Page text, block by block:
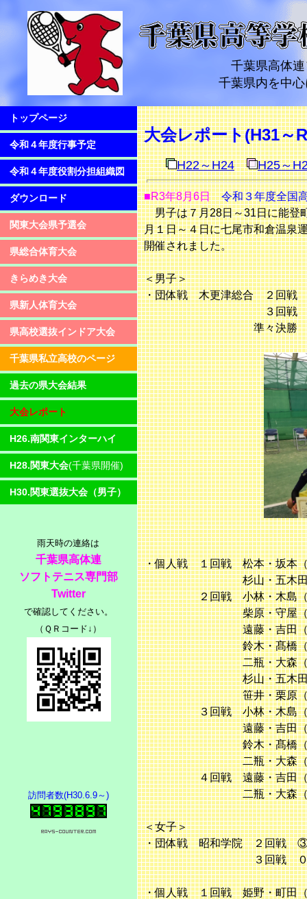
千葉県高体
千葉県内を中
トップページ
令和４年度行事予定
令和４年度役割分担組織図
ダウンロード
関東大会県予選会
県総合体育大会
きらめき大会
県新人体育大会
県高校選抜インドア大会
千葉県私立高校のページ
過去の県大会結果
大会レポート
H26.南関東インターハイ
H28.関東大会(千葉県開催)
H30.関東選抜大会（男子）
雨天時の連絡は
千葉県高体連
ソフトテニス専門部
Twitter
で確認してください。
（ＱＲコード↓）
訪問者数(H30.6.9～)
大会レポート(H31～
H22～H24 H25～
■R3年8月6日令和３年度全国高
男子は７月28日～31日に能登
月１日～４日に七尾市和倉温泉
開催されました。
＜男子＞
・団体戦 木更津総合 ２回戦
３回戦 ②－１ 八
準々決勝 １－②
・個人戦 １回戦 松本・坂本
杉山・五木田（拓大紅
２回戦 小林・木島（木更
柴原・守屋（木更津総
遠藤・吉田（木更津総
鈴木・髙橋（木更津総
二瓶・大森（木更津総
杉山・五木田（拓大紅
笹井・栗原（木更津総
３回戦 小林・木島（木更
遠藤・吉田（木更津総
鈴木・髙橋（木更津総
二瓶・大森（木更津総
４回戦 遠藤・吉田（木更
二瓶・大森（木更津総
＜女子＞
・団体戦 昭和学院 ２回戦 ③
３回戦 ０－② 京
・個人戦 １回戦 姫野・町田